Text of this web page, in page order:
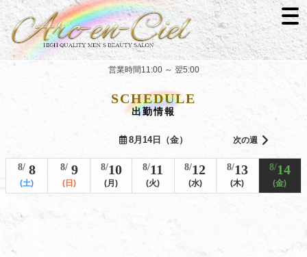
営業時間11:00 ～ 翌5:00
SCHEDULE
出勤情報
8月14日（金） 次の週
8/ 8
(土)
8/9
(日)
8/10
(月)
8/11
(火)
8/12
(水)
8/13
(木)
8/14
(金)